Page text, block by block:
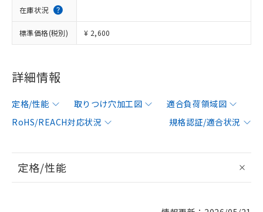
在庫状況
標準価格(税別) ¥ 2,600
詳細情報
定格/性能 取りつけ穴加工図
適合負荷領域図
RoHS/REACH対応状況
規格認証/適合状況
定格/性能